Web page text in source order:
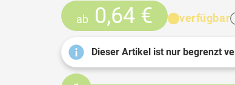
ab 0,64 € verfügbar
Dieser Artikel ist nur begrenzt